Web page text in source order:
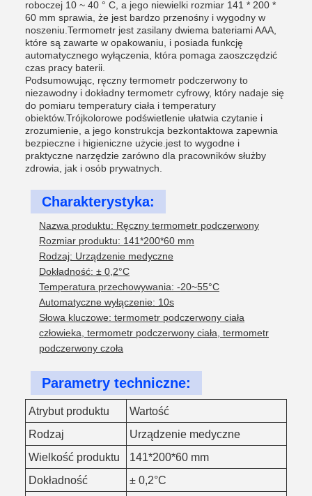
roboczej 10 ~ 40 ° C, a jego niewielki rozmiar 141 * 200 *
60 mm sprawia, że jest bardzo przenośny i wygodny w
noszeniu.Termometr jest zasilany dwiema bateriami AAA,
które są zawarte w opakowaniu, i posiada funkcję
automatycznego wyłączenia, która pomaga zaoszczędzić
czas pracy baterii.
Podsumowując, ręczny termometr podczerwony to
niezawodny i dokładny termometr cyfrowy, który nadaje się
do pomiaru temperatury ciała i temperatury
obiektów.Trójkolorowe podświetlenie ułatwia czytanie i
zrozumienie, a jego konstrukcja bezkontaktowa zapewnia
bezpieczne i higieniczne użycie.jest to wygodne i
praktyczne narzędzie zarówno dla pracowników służby
zdrowia, jak i osób prywatnych.
Charakterystyka:
Nazwa produktu: Ręczny termometr podczerwony
Rozmiar produktu: 141*200*60 mm
Rodzaj: Urządzenie medyczne
Dokładność: ± 0,2°C
Temperatura przechowywania: -20~55°C
Automatyczne wyłączenie: 10s
Słowa kluczowe: termometr podczerwony ciała
człowieka, termometr podczerwony ciała, termometr
podczerwony czoła
Parametry techniczne:
Atrybut produktu
Wartość
Rodzaj
Urządzenie medyczne
Wielkość produktu
141*200*60 mm
Dokładność
± 0,2°C